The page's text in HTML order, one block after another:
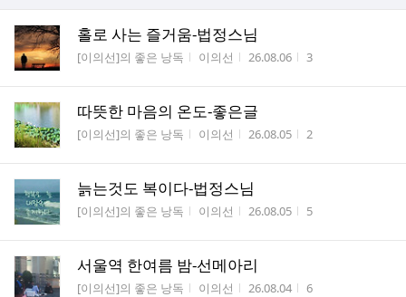
홀로 사는 즐거움-법정스님
게시판명
[이의선]의 좋은 낭독 작성자
이의선 작성시간
26.08.06 조회수
3
따뜻한 마음의 온도-좋은글
게시판명
[이의선]의 좋은 낭독 작성자
이의선 작성시간
26.08.05 조회수
2
늙는것도 복이다-법정스님
게시판명
[이의선]의 좋은 낭독 작성자
이의선 작성시간
26.08.05 조회수
5
서울역 한여름 밤-선메아리
게시판명
[이의선]의 좋은 낭독 작성자
이의선 작성시간
26.08.04 조회수
6